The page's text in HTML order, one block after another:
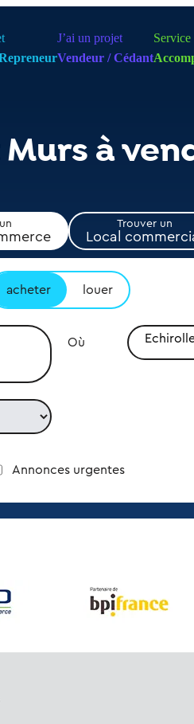
J’ai un projet
Vendeur / Cédant
Service
à
Trouver un
Local
acheter louer
Où
Annonces urgentes